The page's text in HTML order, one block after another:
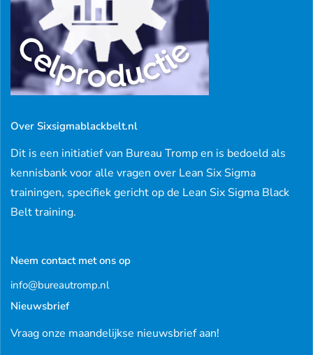
Over Sixsigmablackbelt.nl
Dit is een initiatief van Bureau Tromp en is bedoeld als
kennisbank voor alle vragen over Lean Six Sigma
trainingen, specifiek gericht op de Lean Six Sigma Black
Belt training.
Neem contact met ons op
info@bureautromp.nl
Nieuwsbrief
Vraag onze maandelijkse nieuwsbrief aan!